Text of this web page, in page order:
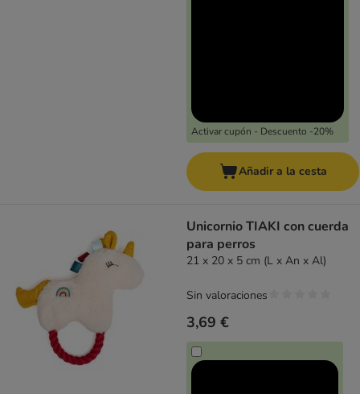
Activar cupón - Descuento -20%
Añadir a la cesta
Unicornio TIAKI con cuerda
para perros
21 x 20 x 5 cm (L x An x Al)
3,69 €
Sin valoraciones